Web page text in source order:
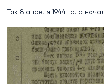
Так 8 апреля 1944 года